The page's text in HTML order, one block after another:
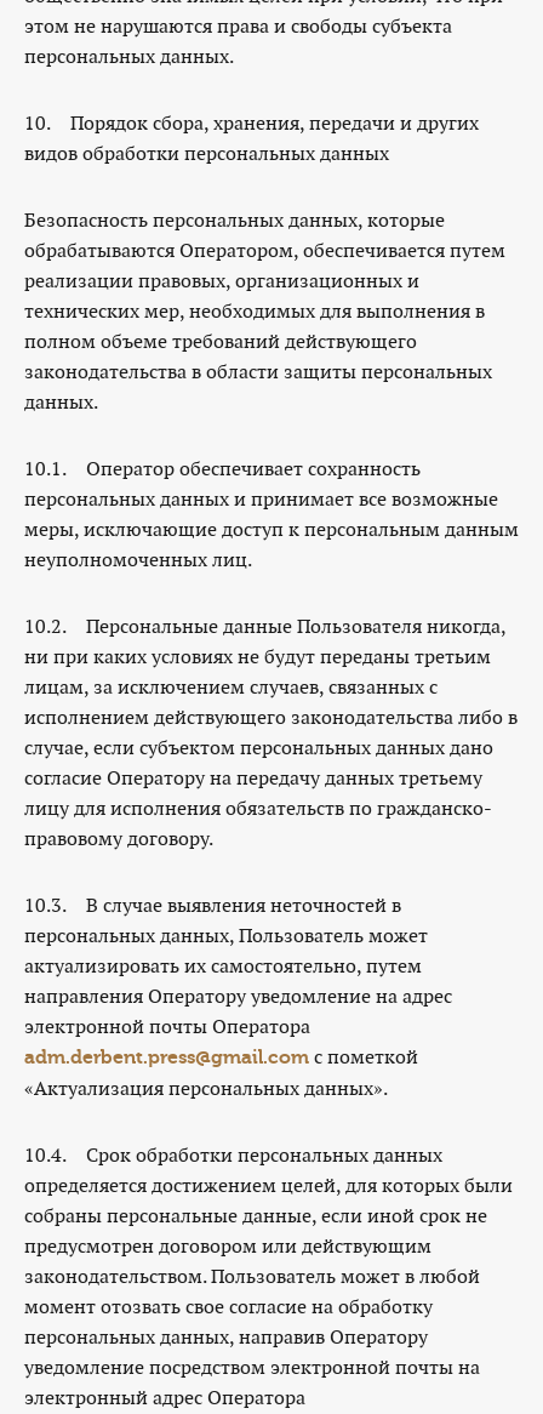
этом не нарушаются права и свободы субъекта
персональных данных.
10. Порядок сбора, хранения, передачи и других
видов обработки персональных данных
Безопасность персональных данных, которые
обрабатываются Оператором, обеспечивается путем
реализации правовых, организационных и
технических мер, необходимых для выполнения в
полном объеме требований действующего
законодательства в области защиты персональных
данных.
10.1. Оператор обеспечивает сохранность
персональных данных и принимает все возможные
меры, исключающие доступ к персональным данным
неуполномоченных лиц.
10.2. Персональные данные Пользователя никогда,
ни при каких условиях не будут переданы третьим
лицам, за исключением случаев, связанных с
исполнением действующего законодательства либо в
случае, если субъектом персональных данных дано
согласие Оператору на передачу данных третьему
лицу для исполнения обязательств по гражданско-
правовому договору.
10.3. В случае выявления неточностей в
персональных данных, Пользователь может
актуализировать их самостоятельно, путем
направления Оператору уведомление на адрес
электронной почты Оператора
adm.derbent.press@gmail.com с пометкой
«Актуализация персональных данных».
10.4. Срок обработки персональных данных
определяется достижением целей, для которых были
собраны персональные данные, если иной срок не
предусмотрен договором или действующим
законодательством. Пользователь может в любой
момент отозвать свое согласие на обработку
персональных данных, направив Оператору
уведомление посредством электронной почты на
электронный адрес Оператора